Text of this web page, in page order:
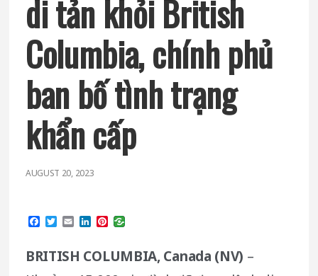
di tản khỏi British
Columbia, chính phủ
ban bố tình trạng
khẩn cấp
AUGUST 20, 2023
Facebook
Twitter
EmailLinkedIn
Pinterest
BRITISH COLUMBIA, Canada (NV) –